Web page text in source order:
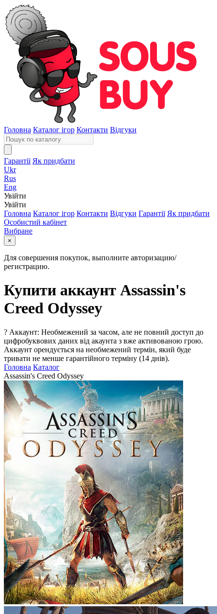
Головна Каталог ігор Контакти Відгуки
Гарантії Як придбати
Ukr
Rus
Eng
Увійти
Увійти
Головна Каталог ігор Контакти Відгуки Гарантії Як придбати
Особистий кабінет
Вибране
×
Для совершения покупок, выполните авторизацию/
регистрацию.
Купити аккаунт Assassin's
Creed Odyssey
? Аккаунт: Необмежений за часом, але не повний доступ до
цифробуквових даних від акаунта з вже активованою грою.
Аккаунт орендується на необмежений термін, який буде
тривати не менше гарантійного терміну (14 днів).
Головна Каталог
Assassin's Creed Odyssey